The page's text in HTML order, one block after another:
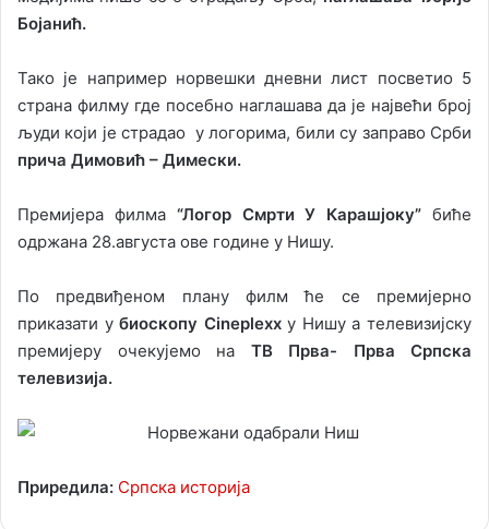
Бојанић.
Тако је например норвешки дневни лист посветио 5
страна филму где посебно наглашава да је највећи број
људи који је страдао у логорима, били су заправо Срби
прича Димовић – Димески.
Премијера филма “Логор Смрти У Карашјоку” биће
одржана 28.августа ове године у Нишу.
По предвиђеном плану филм ће се премијерно
приказати убиоскопу Cineplexxу Нишу а телевизијску
премијеру очекујемо на ТВ Прва- Прва Српска
телевизија.
Приредила: Српска историја